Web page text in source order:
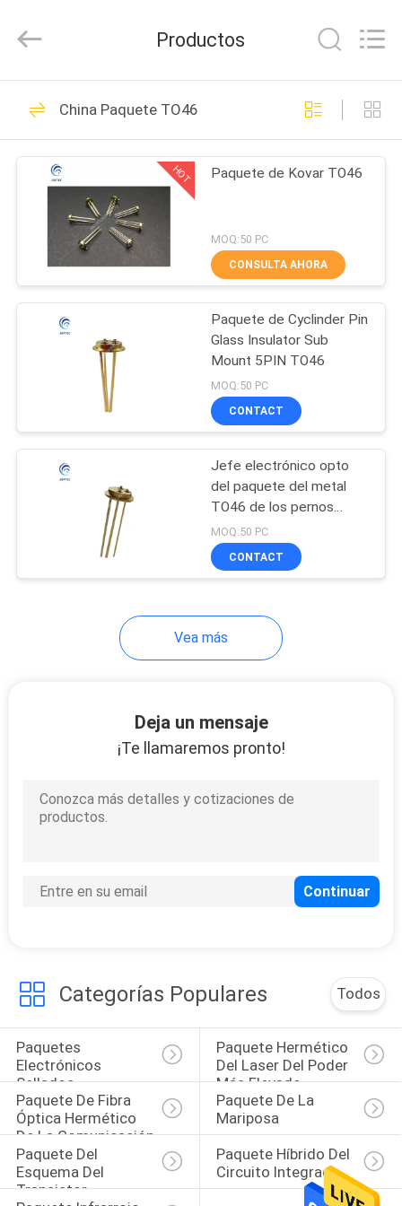
HOGAR
PRODUCTOS
SOBRE
NOSOTROS
VIAJE
CONTROL
ÉNTRENOS
CONTACTO
DEL
SITIO
PRIVACY
Rights
by
Paquetes
electrónicos
sellados
herméticamente
19
Paquete hermético
del laser del poder
más elevado
20
Paquete de fibra
óptica hermético de
Paquete de la
mariposa
Paquete del
transistor
Paquete híbrido del
circuito integrado
4
Productos
China Paquete TO46
HOT Paquete de Kovar TO46
MOQ:50 PC
CONSULTA AHORA
Paquete de Cyclinder Pin
Glass Insulator Sub
Mount 5PIN TO46
MOQ:50 PC
CONTACT
Jefe electrónico opto
del paquete del metal
TO46 de los pernos
rectos
MOQ:50 PC
CONTACT
Vea más
Deja un mensaje
¡Te llamaremos pronto!
Categorías Populares Todos
Paquetes
Electrónicos
Sellados
Herméticamente
Paquete Hermético
Del Laser Del Poder
Más Elevado
Paquete De Fibra
Óptica Hermético
De La Comunicación
Paquete De La
Mariposa
Paquete Del
Esquema Del
Transistor
Paquete Híbrido Del
Circuito Integrado